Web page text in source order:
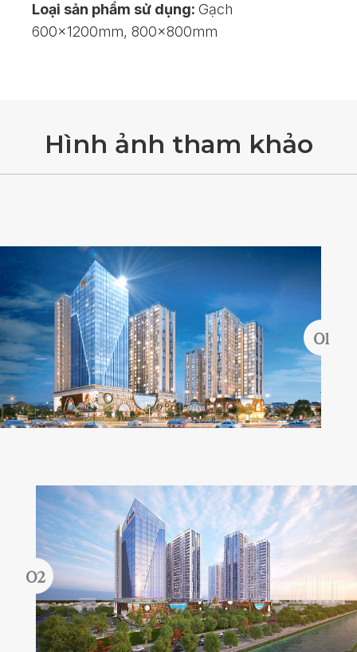
Loại sản phẩm sử dụng:Gạch
600x1200mm, 800x800mm
Hình ảnh tham khảo